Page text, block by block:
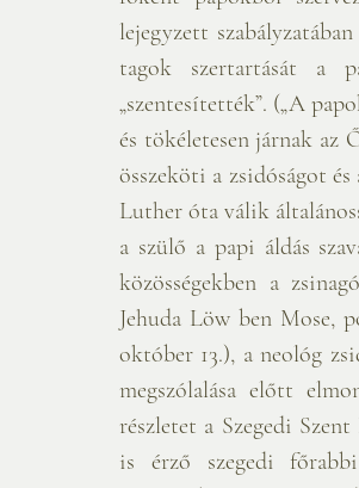
lejegyzett
tagok szertartását a
„szentesítették”. („A
és tökéletesen járnak az
összeköti a zsidóságot
Luther óta válik
a szülő a papi áldás
közösségekben a
Jehuda Löw ben Mose,
október 13.), a neológ
megszólalása előtt
részletet a Szegedi
is érző szegedi